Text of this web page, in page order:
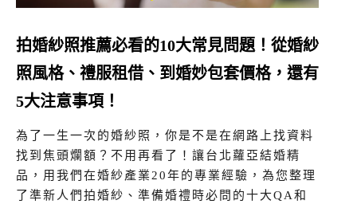
拍婚紗照推薦必看的10大常見問題！從婚紗
照風格、禮服租借、到婚妙包套價格，還有
5大注意事項！
為了一生一次的婚紗照，你是不是在網路上找資料
找到焦頭爛額？不用再看了！讓台北蘿亞結婚精
品，用我們在婚紗產業20年的專業經驗，為您整理
了準新人們拍婚紗、準備婚禮時必問的十大QA和